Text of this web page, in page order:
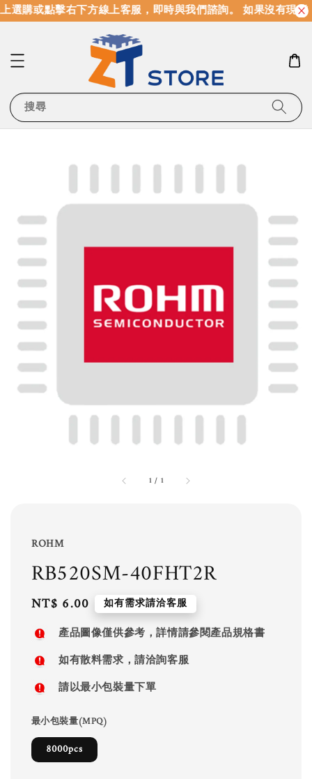
選購或點擊右下方線上客服，即時與我們諮詢。 如果沒有現貨
搜尋
1 / 1
ROHM
RB520SM-40FHT2R
Regular
price
NT$ 6.00 如有需求請洽客服
產品圖像僅供參考，詳情請參閱產品規格書
如有散料需求，請洽詢客服
請以最小包裝量下單
最小包裝量(MPQ)
8000pcs